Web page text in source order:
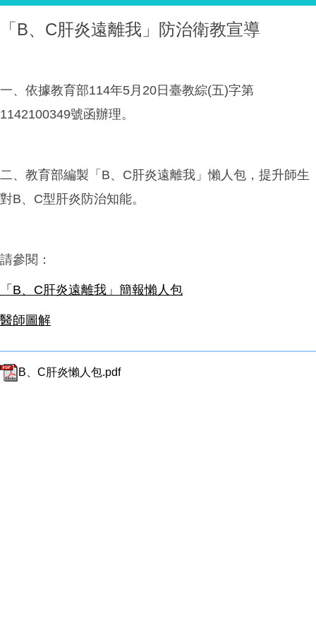
「B、C肝炎遠離我」防治衛教宣導
一、依據教育部114年5月20日臺教綜(五)字第
1142100349號函辦理。
二、教育部編製「B、C肝炎遠離我」懶人包，提升師生
對B、C型肝炎防治知能。
請參閱：
「B、C肝炎遠離我」簡報懶人包
醫師圖解
B、C肝炎懶人包.pdf